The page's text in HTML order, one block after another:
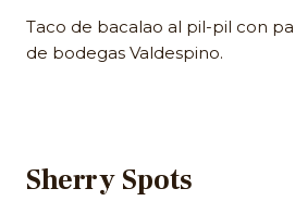
Taco de bacalao al pil-pil con
de bodegas Valdespino.
Sherry Spots